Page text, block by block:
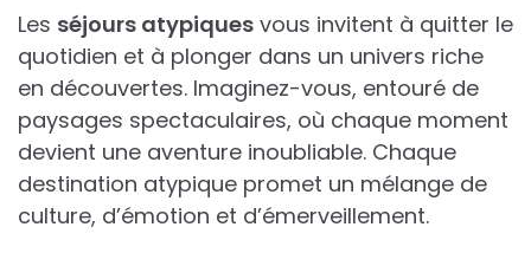
Les séjours atypiques vous invitent à quitter le
quotidien et à plonger dans un univers riche
en découvertes. Imaginez-vous, entouré de
paysages spectaculaires, où chaque moment
devient une aventure inoubliable. Chaque
destination atypique promet un mélange de
culture, d’émotion et d’émerveillement.